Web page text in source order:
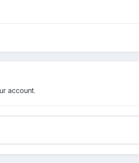
account.